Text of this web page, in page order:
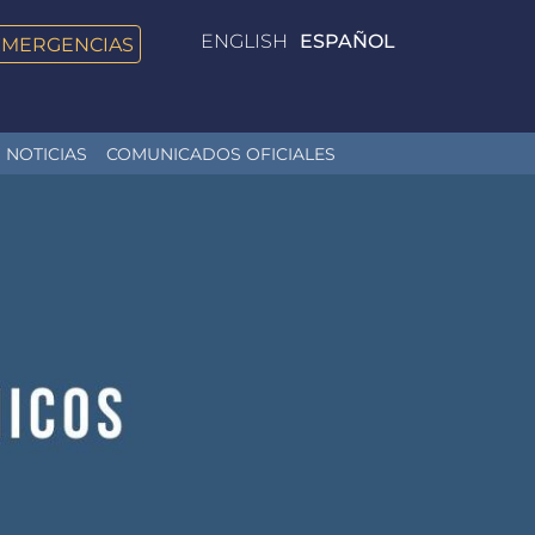
ENGLISH ESPAÑOL
NOTICIAS COMUNICADOS OFICIALES